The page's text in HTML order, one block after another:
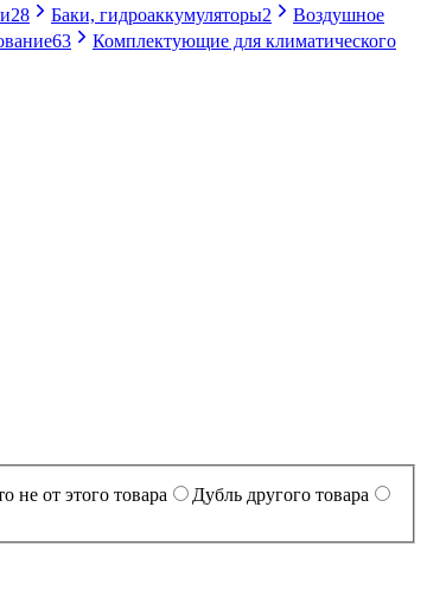
28 Баки, гидроаккумуляторы2
Воздушное
63
Комплектующие для климатического
не от этого товара
Дубль другого товара